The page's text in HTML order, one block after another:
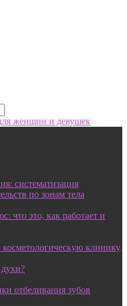
женщин и девушек
систематизация
по зонам тела
что это, как работает и
клинику
отбеливания зубов